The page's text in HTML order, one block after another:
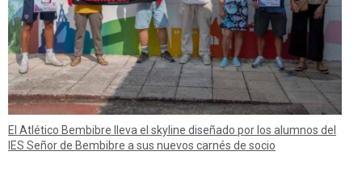
El Atlético Bembibre lleva el skyline diseñado por los alumnos del
IES Señor de Bembibre a sus nuevos carnés de socio